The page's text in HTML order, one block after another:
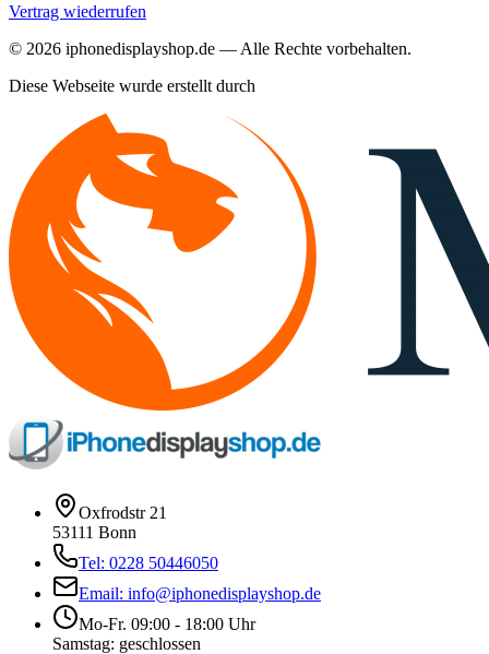
Vertrag wiederrufen
© 2026 iphonedisplayshop.de — Alle Rechte vorbehalten.
Diese Webseite wurde erstellt durch
Oxfrodstr 21
53111 Bonn
Tel: 0228 50446050
Email: info@iphonedisplayshop.de
Mo-Fr. 09:00 - 18:00 Uhr
Samstag: geschlossen